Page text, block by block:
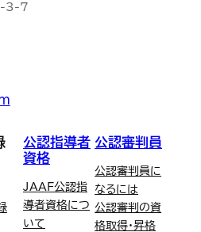
3-7
公認指導者
資格
JAAF公認指
導者資格につ
いて
公認審判員
公認審判員に
なるには
公認審判の資
格取得・昇格